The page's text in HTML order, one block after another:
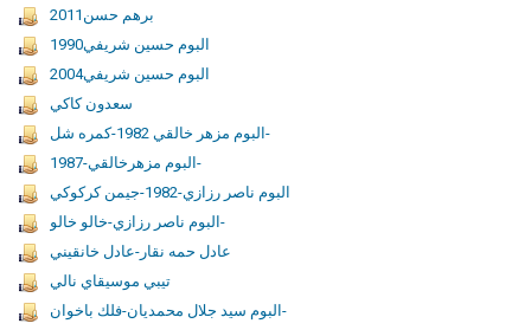
برهم حسن2011
البوم حسين شريفي1990
البوم حسين شريفي2004
سعدون كاكي
البوم مزهر خالقي 1982-كمره شل-
البوم مزهرخالقي-1987-
البوم ناصر رزازي-1982-جيمن كركوكي
البوم ناصر رزازي-خالو خالو-
عادل حمه نقار-عادل خانقيني
تيبي موسيقاي نالي
البوم سيد جلال محمديان-فلك باخوان-